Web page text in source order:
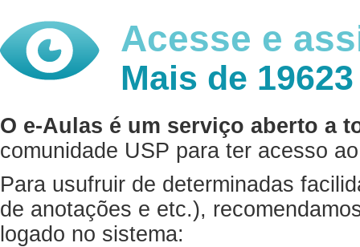
Acesse e
Mais de
O e-Aulas é um serviço aberto a
comunidade USP para ter acesso
Para usufruir de determinadas
de anotações e etc.),
logado no sistema: